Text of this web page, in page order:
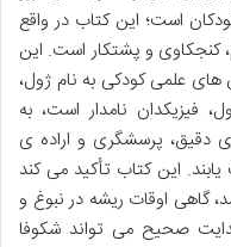
است؛ این کتاب در واقع
کنجکاوی و پشتکار است. این
های علمی کودکی به نام ژول،
فیزیکدان نامدار است، به
دقیق، پرسشگری و اراده ی
این کتاب تأکید می کند
گاهی اوقات ریشه در نبوغ و
صحیح می تواند شکوفا